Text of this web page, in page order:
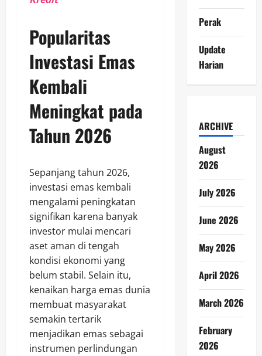
Popularitas
Investasi Emas
Kembali
Meningkat pada
Tahun 2026
Sepanjang tahun 2026,
investasi emas kembali
mengalami peningkatan
signifikan karena banyak
investor mulai mencari
aset aman di tengah
kondisi ekonomi yang
belum stabil. Selain itu,
kenaikan harga emas dunia
membuat masyarakat
semakin tertarik
menjadikan emas sebagai
instrumen perlindungan
Perak
Update
Harian
ARCHIVE
August
2026
July 2026
June 2026
May 2026
April 2026
March 2026
February
2026